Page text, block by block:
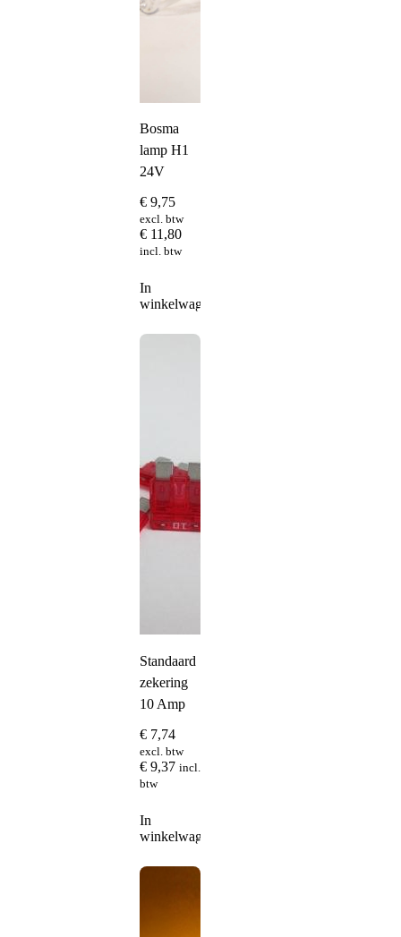
Bosma
lamp H1
24V
€ 9,75
excl. btw
€ 11,80
incl. btw
In
winkelwagen
Standaard
zekering
10 Amp
€ 7,74
excl. btw
€ 9,37 incl.
btw
In
winkelwagen